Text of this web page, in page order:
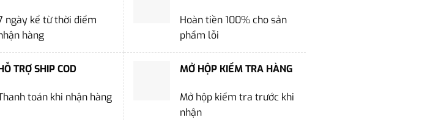
ngày kể từ thời điểm
hàng
Hoàn tiền 100% cho sản
phẩm lỗi
TRỢ SHIP COD
toán khi nhận hàng
MỞ HỘP KIỂM TRA HÀNG
Mở hộp kiểm tra trước khi
nhận